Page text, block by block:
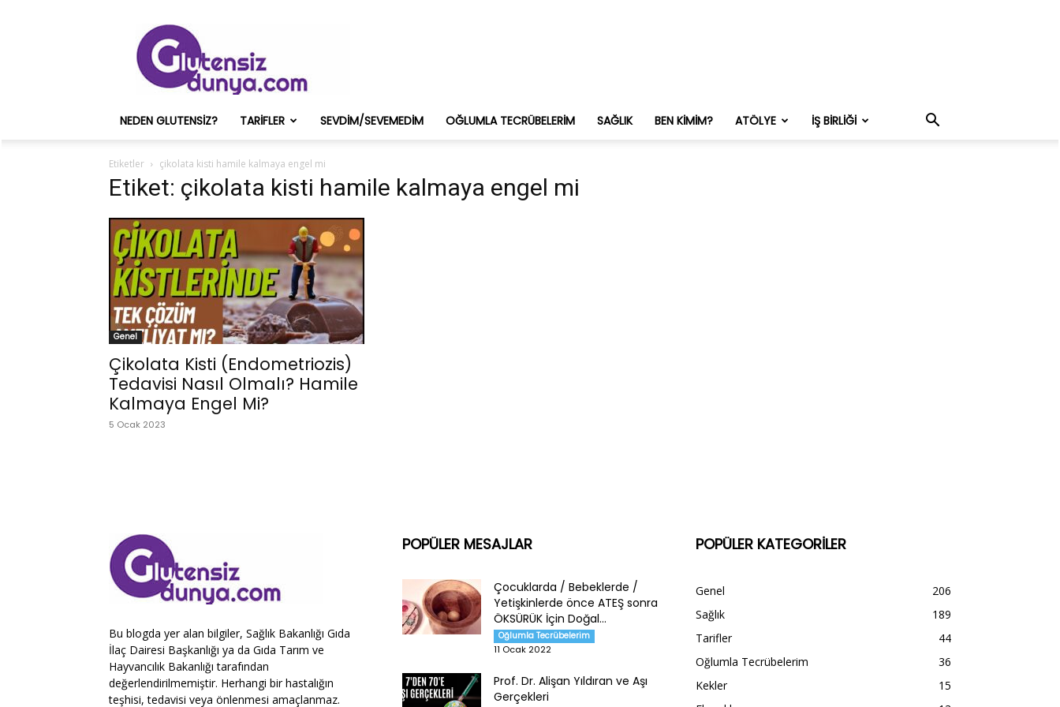
ve
Onun
Sağlık
Deneyimleri
NEDEN GLUTENSIZ? TARIFLER SEVDIM/SEVEMEDIM OĞLUMLA TECRÜBELERIM SAĞLIK BEN KIMIM? ATÖLYE İŞ BIRLIĞI
Etiketler çikolata kisti hamile kalmaya engel mi
Etiket: çikolata kisti hamile kalmaya engel mi
Genel
Çikolata Kisti (Endometriozis)
Tedavisi Nasıl Olmalı? Hamile
Kalmaya Engel Mi?
5 Ocak 2023
Bu blogda yer alan bilgiler, Sağlık Bakanlığı Gıda
İlaç Dairesi Başkanlığı ya da Gıda Tarım ve
Hayvancılık Bakanlığı tarafından
değerlendirilmemiştir. Herhangi bir hastalığın
teşhisi, tedavisi veya önlenmesi amaçlanmaz.
POPÜLER MESAJLAR
Çocuklarda / Bebeklerde /
Yetişkinlerde önce ATEŞ sonra
ÖKSÜRÜK İçin Doğal...
Oğlumla Tecrübelerim
11 Ocak 2022
Prof. Dr. Alişan Yıldıran ve Aşı
Gerçekleri
POPÜLER KATEGORİLER
Genel
206
Sağlık
189
Tarifler
44
Oğlumla Tecrübelerim
36
Kekler
15